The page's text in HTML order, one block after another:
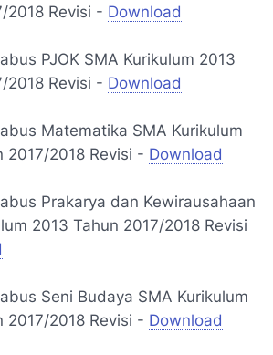
2018 Revisi - Download
PJOK SMA Kurikulum 2013
2018 Revisi - Download
Matematika SMA Kurikulum
2017/2018 Revisi - Download
Prakarya dan Kewirausahaan
2013 Tahun 2017/2018 Revisi
Seni Budaya SMA Kurikulum
2017/2018 Revisi - Download